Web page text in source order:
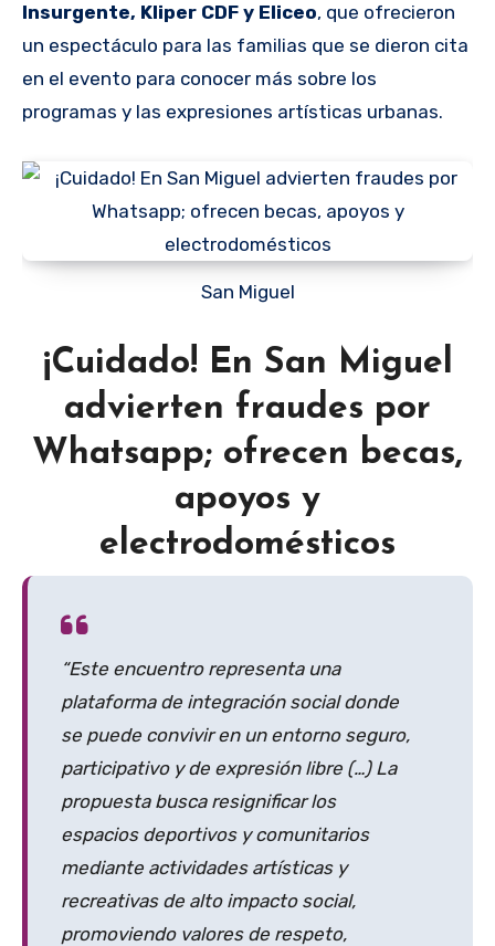
Insurgente, Kliper CDF y Eliceo, que ofrecieron
un espectáculo para las familias que se dieron cita
en el evento para conocer más sobre los
programas y las expresiones artísticas urbanas.
San Miguel
¡Cuidado! En San Miguel
advierten fraudes por
Whatsapp; ofrecen becas,
apoyos y
electrodomésticos
“Este encuentro representa una
plataforma de integración social donde
se puede convivir en un entorno seguro,
participativo y de expresión libre (…) La
propuesta busca resignificar los
espacios deportivos y comunitarios
mediante actividades artísticas y
recreativas de alto impacto social,
promoviendo valores de respeto,